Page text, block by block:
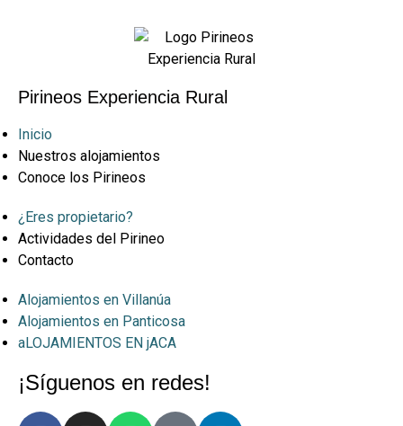
Pirineos Experiencia Rural
Inicio
Nuestros alojamientos
Conoce los Pirineos
¿Eres propietario?
Actividades del Pirineo
Contacto
Alojamientos en Villanúa
Alojamientos en Panticosa
aLOJAMIENTOS EN jACA
¡Síguenos en redes!